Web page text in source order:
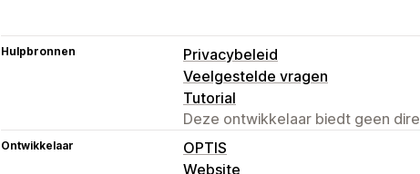
Hulpbronnen
Privacybeleid
Veelgestelde vragen
Tutorial
Deze ontwikkelaar biedt geen
Ontwikkelaar
OPTIS
Website